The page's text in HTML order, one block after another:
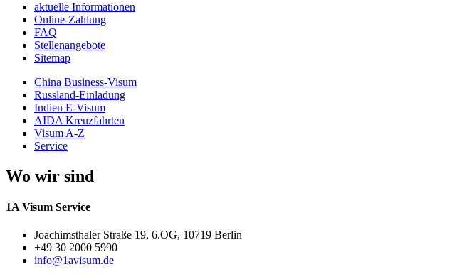
aktuelle Informationen
Online-Zahlung
FAQ
Stellenangebote
Sitemap
China Business-Visum
Russland-Einladung
Indien E-Visum
AIDA Kreuzfahrten
Visum A-Z
Service
Wo wir sind
1A Visum Service
Joachimsthaler Straße 19, 6.OG, 10719 Berlin
+49 30 2000 5990
info@1avisum.de